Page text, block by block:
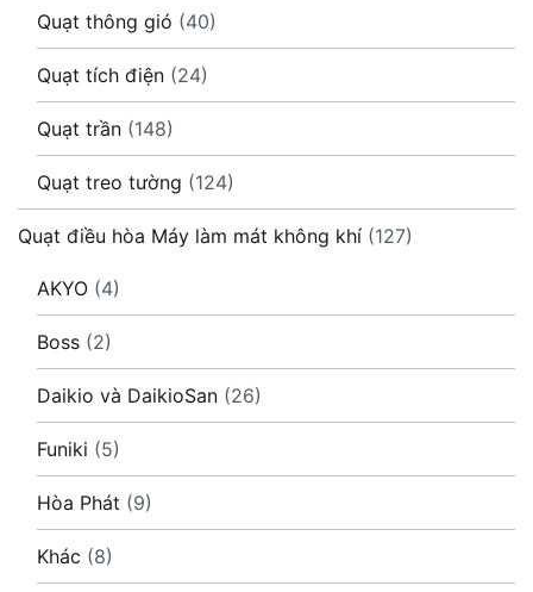
Quạt thông gió (40)
Quạt tích điện (24)
Quạt trần (148)
Quạt treo tường (124)
Quạt điều hòa Máy làm mát không khí (127)
AKYO (4)
Boss (2)
Daikio và DaikioSan (26)
Funiki (5)
Hòa Phát (9)
Khác (8)